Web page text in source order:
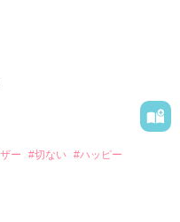
ー #切ない #ハッピー